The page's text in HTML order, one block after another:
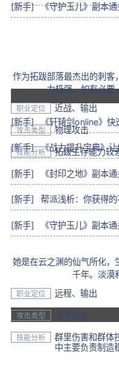
[新手] 《守护玉儿》副本
[新手] 《轩辕剑online》
[新手] 《战力提升宝典》
[新手] 《封印之地》副本
[新手] 帮派浅析：你获得
[新手] 《守护玉儿》副本
作为拓跋部落最杰出的刺客
力极强。如有必要
职业定位 近战、输出
攻击类型 物理攻击
技能分析 拓跋生存能力较
她是在云之渊的仙气所化，
千年。淡漠
职业定位 远程、输出
攻击类型 法术攻击
技能分析
群里伤害和群体
中主要负责制造